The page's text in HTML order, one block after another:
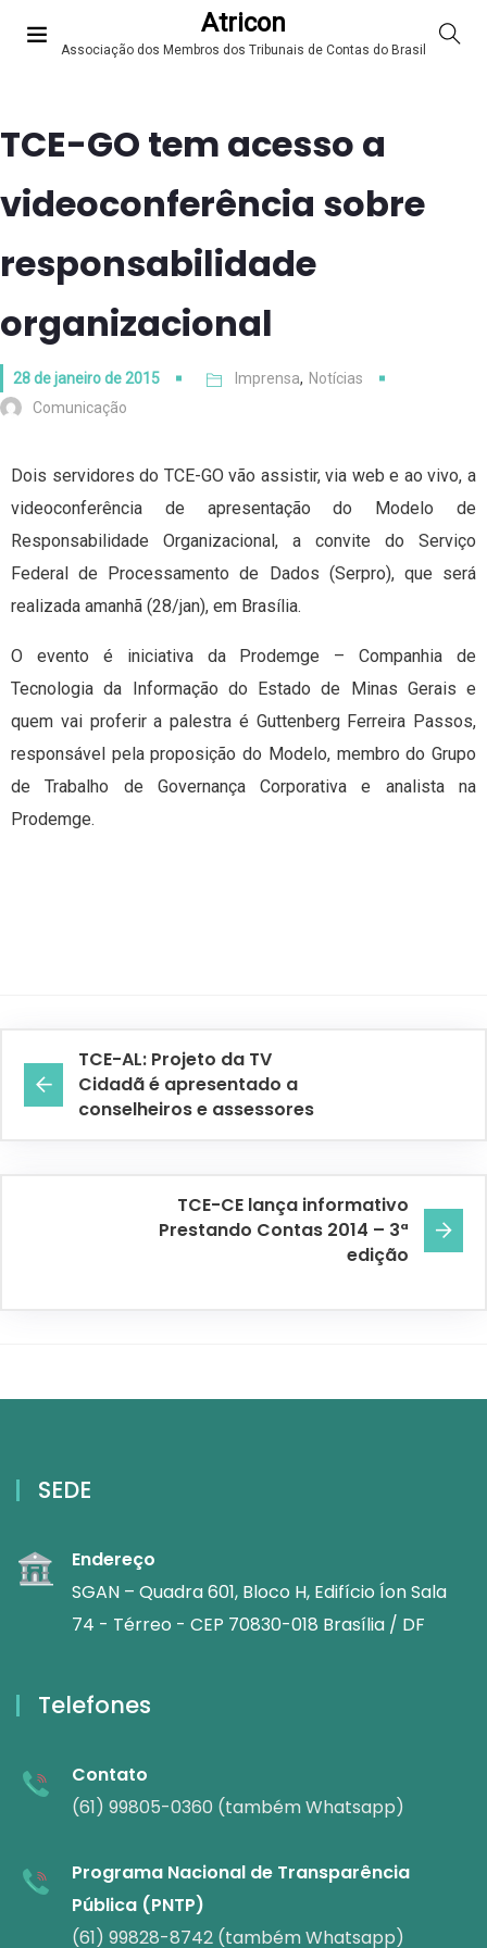
Atricon
Associação dos Membros dos Tribunais de Contas do Brasil
TCE-GO tem acesso a
videoconferência sobre
responsabilidade
organizacional
28 de janeiro de 2015 Imprensa, Notícias
Comunicação
Dois servidores do TCE-GO vão assistir, via web e ao vivo, a
videoconferência de apresentação do Modelo de
Responsabilidade Organizacional, a convite do Serviço
Federal de Processamento de Dados (Serpro), que será
realizada amanhã (28/jan), em Brasília.
O evento é iniciativa da Prodemge – Companhia de
Tecnologia da Informação do Estado de Minas Gerais e
quem vai proferir a palestra é Guttenberg Ferreira Passos,
responsável pela proposição do Modelo, membro do Grupo
de Trabalho de Governança Corporativa e analista na
Prodemge.
TCE-AL: Projeto da TV
Cidadã é apresentado a
conselheiros e assessores
TCE-CE lança informativo
Prestando Contas 2014 – 3ª
edição
SEDE
Endereço
SGAN – Quadra 601, Bloco H, Edifício Íon Sala
74 - Térreo - CEP 70830-018 Brasília / DF
Telefones
Contato
(61) 99805-0360 (também Whatsapp)
Programa Nacional de Transparência
Pública (PNTP)
(61) 99828-8742 (também Whatsapp)